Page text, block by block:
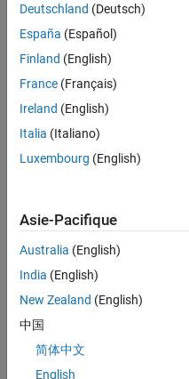
for
Principle
No. of
years
and
intrest
resp.
Solve
Solution
Stats
Deutschland (Deutsch)
España (Español)
Finland (English)
France (Français)
Ireland (English)
Italia (Italiano)
Luxembourg (English)
Asie-Pacifique
Australia (English)
India (English)
New Zealand (English)
中国
简体中文
English